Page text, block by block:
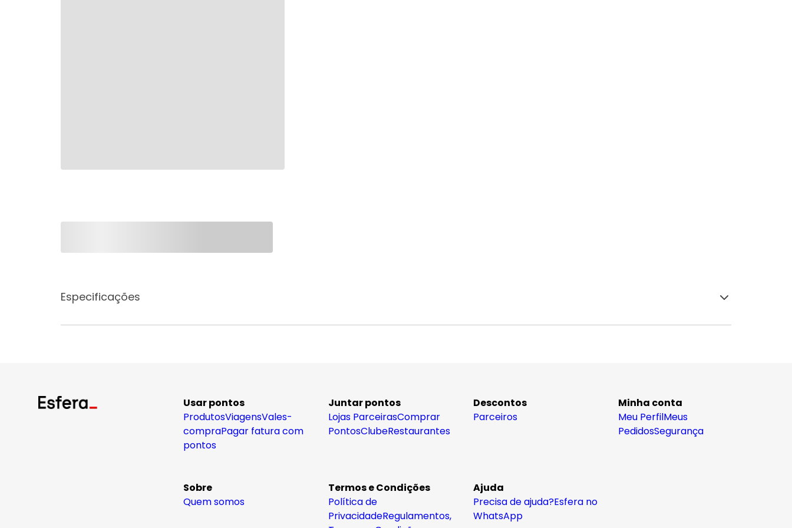
Especificações
Usar pontos
ProdutosViagensVales-
compraPagar fatura com
pontos
Juntar pontos
Lojas ParceirasComprar
PontosClubeRestaurantes
Descontos
Parceiros
Minha conta
Meu PerfilMeus
PedidosSegurança
Sobre
Quem somos
Termos e Condições
Política de
PrivacidadeRegulamentos,
Ajuda
Precisa de ajuda?Esfera no
WhatsApp